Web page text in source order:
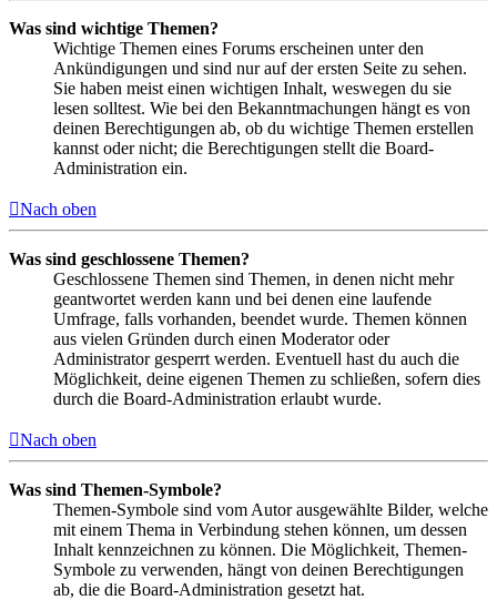
Was sind wichtige Themen?
Wichtige Themen eines Forums erscheinen unter den
Ankündigungen und sind nur auf der ersten Seite zu sehen.
Sie haben meist einen wichtigen Inhalt, weswegen du sie
lesen solltest. Wie bei den Bekanntmachungen hängt es von
deinen Berechtigungen ab, ob du wichtige Themen erstellen
kannst oder nicht; die Berechtigungen stellt die Board-
Administration ein.
Nach oben
Was sind geschlossene Themen?
Geschlossene Themen sind Themen, in denen nicht mehr
geantwortet werden kann und bei denen eine laufende
Umfrage, falls vorhanden, beendet wurde. Themen können
aus vielen Gründen durch einen Moderator oder
Administrator gesperrt werden. Eventuell hast du auch die
Möglichkeit, deine eigenen Themen zu schließen, sofern dies
durch die Board-Administration erlaubt wurde.
Nach oben
Was sind Themen-Symbole?
Themen-Symbole sind vom Autor ausgewählte Bilder, welche
mit einem Thema in Verbindung stehen können, um dessen
Inhalt kennzeichnen zu können. Die Möglichkeit, Themen-
Symbole zu verwenden, hängt von deinen Berechtigungen
ab, die die Board-Administration gesetzt hat.